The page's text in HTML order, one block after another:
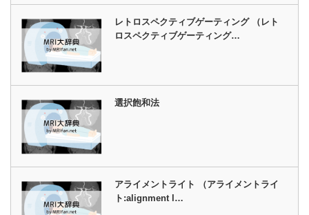
レトロスペクティブゲーティング （レト
ロスペクティブゲーティング…
選択飽和法
アライメントライト （アライメントライ
ト:alignment l…